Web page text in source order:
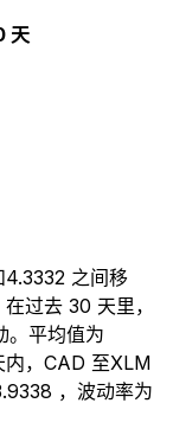
天
之间移
过去 30 天里，
。平均值为
，CAD 至XLM
，波动率为